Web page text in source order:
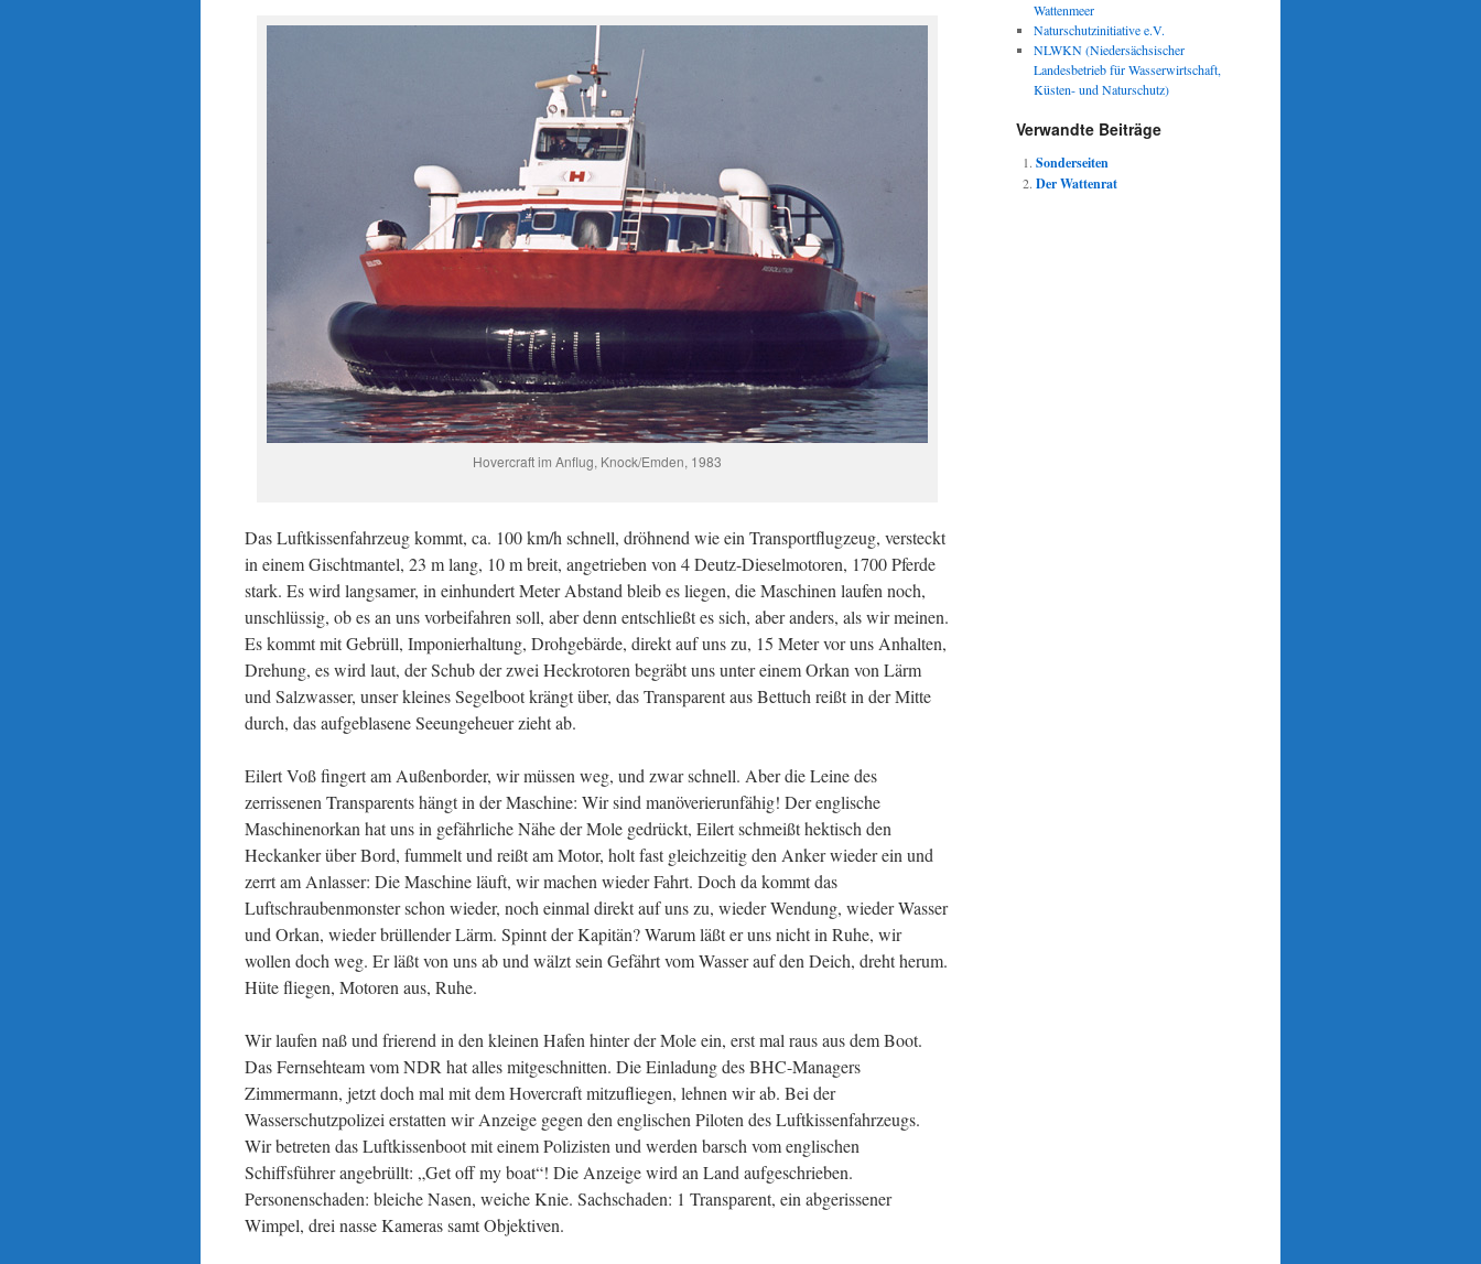
Hovercraft im Anflug, Knock/Emden, 1983
Das Luftkissenfahrzeug kommt, ca. 100 km/h schnell, dröhnend wie ein Transportflugzeug, versteckt
in einem Gischtmantel, 23 m lang, 10 m breit, angetrieben von 4 Deutz-Dieselmotoren, 1700 Pferde
stark. Es wird langsamer, in einhundert Meter Abstand bleib es liegen, die Maschinen laufen noch,
unschlüssig, ob es an uns vorbeifahren soll, aber denn entschließt es sich, aber anders, als wir meinen.
Es kommt mit Gebrüll, Imponierhaltung, Drohgebärde, direkt auf uns zu, 15 Meter vor uns Anhalten,
Drehung, es wird laut, der Schub der zwei Heckrotoren begräbt uns unter einem Orkan von Lärm
und Salzwasser, unser kleines Segelboot krängt über, das Transparent aus Bettuch reißt in der Mitte
durch, das aufgeblasene Seeungeheuer zieht ab.
Eilert Voß fingert am Außenborder, wir müssen weg, und zwar schnell. Aber die Leine des
zerrissenen Transparents hängt in der Maschine: Wir sind manöverierunfähig! Der englische
Maschinenorkan hat uns in gefährliche Nähe der Mole gedrückt, Eilert schmeißt hektisch den
Heckanker über Bord, fummelt und reißt am Motor, holt fast gleichzeitig den Anker wieder ein und
zerrt am Anlasser: Die Maschine läuft, wir machen wieder Fahrt. Doch da kommt das
Luftschraubenmonster schon wieder, noch einmal direkt auf uns zu, wieder Wendung, wieder Wasser
und Orkan, wieder brüllender Lärm. Spinnt der Kapitän? Warum läßt er uns nicht in Ruhe, wir
wollen doch weg. Er läßt von uns ab und wälzt sein Gefährt vom Wasser auf den Deich, dreht herum.
Hüte fliegen, Motoren aus, Ruhe.
Wir laufen naß und frierend in den kleinen Hafen hinter der Mole ein, erst mal raus aus dem Boot.
Das Fernsehteam vom NDR hat alles mitgeschnitten. Die Einladung des BHC-Managers
Zimmermann, jetzt doch mal mit dem Hovercraft mitzufliegen, lehnen wir ab. Bei der
Wasserschutzpolizei erstatten wir Anzeige gegen den englischen Piloten des Luftkissenfahrzeugs.
Wir betreten das Luftkissenboot mit einem Polizisten und werden barsch vom englischen
Schiffsführer angebrüllt: „Get off my boat“! Die Anzeige wird an Land aufgeschrieben.
Personenschaden: bleiche Nasen, weiche Knie. Sachschaden: 1 Transparent, ein abgerissener
Wimpel, drei nasse Kameras samt Objektiven.
Wattenmeer
Naturschutzinitiative e.V.
NLWKN (Niedersächsischer
Landesbetrieb für Wasserwirtschaft,
Küsten- und Naturschutz)
Verwandte Beiträge
Sonderseiten
Der Wattenrat